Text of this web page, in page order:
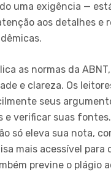
uma exigência —
aos detalhes e
as normas da
e clareza. Os
seus
e verificar suas fontes.
só eleva sua nota,
mais acessível para
previne o plágio